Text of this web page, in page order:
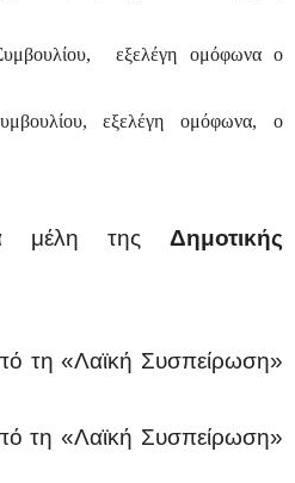
εξελέγη ομόφωνα ο
εξελέγη ομόφωνα, ο
μέλη της Δημοτικής
τη «Λαϊκή Συσπείρωση»
τη «Λαϊκή Συσπείρωση»